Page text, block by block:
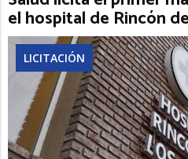
el hospital de Rincón
LICITACIÓN